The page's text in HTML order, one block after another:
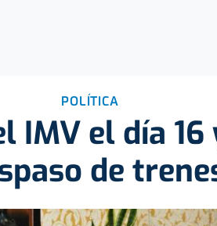
POLÍTICA
IMV el día
de